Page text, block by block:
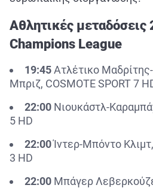
Αθλητικές μεταδόσεις
Champions League
19:45Ατλέτικο
Μπριζ, COSMOTE SPORT 7
22:00 Νιουκάστλ-
5 HD
22:00Ίντερ-Μπόντο
3 HD
22:00 Μπάγερ